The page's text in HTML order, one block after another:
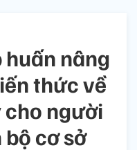
huấn nâng
thức về
cho người
cơ sở